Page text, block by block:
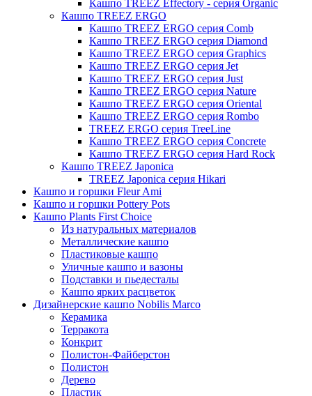
Кашпо TREEZ Effectory - серия Organic
Кашпо TREEZ ERGO
Кашпо TREEZ ERGO серия Comb
Кашпо TREEZ ERGO серия Diamond
Кашпо TREEZ ERGO серия Graphics
Кашпо TREEZ ERGO серия Jet
Кашпо TREEZ ERGO серия Just
Кашпо TREEZ ERGO серия Nature
Кашпо TREEZ ERGO серия Oriental
Кашпо TREEZ ERGO серия Rombo
TREEZ ERGO серия TreeLine
Кашпо TREEZ ERGO серия Concrete
Кашпо TREEZ ERGO серия Hard Rock
Кашпо TREEZ Japonica
TREEZ Japonica серия Hikari
Кашпо и горшки Fleur Ami
Кашпо и горшки Pottery Pots
Кашпо Plants First Choice
Из натуральных материалов
Металлические кашпо
Пластиковые кашпо
Уличные кашпо и вазоны
Подставки и пьедесталы
Кашпо ярких расцветок
Дизайнерские кашпо Nobilis Marco
Керамика
Терракота
Конкрит
Полистон-Файберстон
Полистон
Дерево
Пластик